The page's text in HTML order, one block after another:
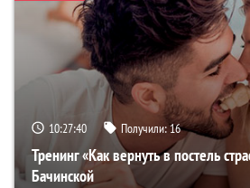
10:27:39 Получили:16
Тренинг «Как вернуть в постель
Бачинской